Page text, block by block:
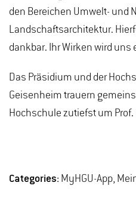
den Bereichen Umwelt- und
Landschaftsarchitektur.
dankbar. Ihr Wirken wird uns
Das Präsidium und der
Geisenheim trauern
Hochschule zutiefst um Prof.
Categories: MyHGU-App,